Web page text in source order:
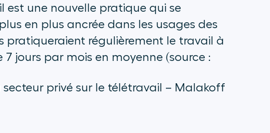
est une nouvelle pratique qui se
en plus ancrée dans les usages des
pratiqueraient régulièrement le travail à
7 jours par mois en moyenne (source :
privé sur le télétravail – Malakoff